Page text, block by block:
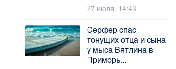
27 июля, 14:43
Серфер спас
тонущих отца и сына
у мыса Вятлина в
Приморь...